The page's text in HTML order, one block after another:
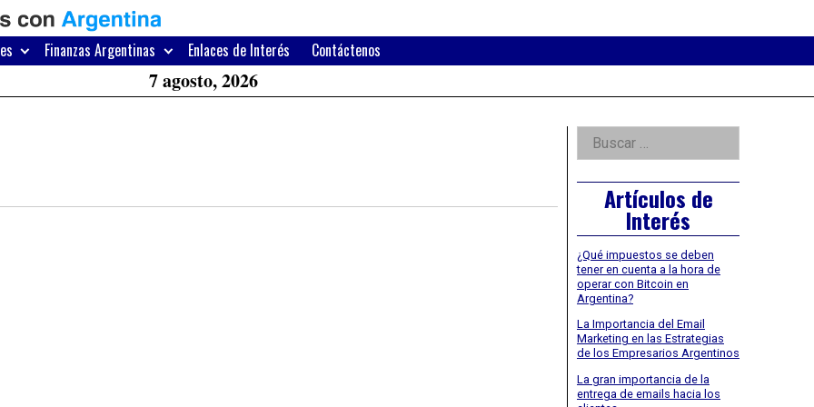
Area
Finanzas Argentinas Enlaces de Interés Contáctenos
7 agosto, 2026
Right
Asides
Buscar:
Artículos de
Interés
¿Qué impuestos se deben
tener en cuenta a la hora de
operar con Bitcoin en
Argentina?
La Importancia del Email
Marketing en las Estrategias
de los Empresarios Argentinos
La gran importancia de la
entrega de emails hacia los